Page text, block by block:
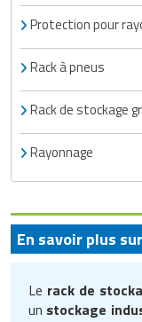
Protection pour
Rack à pneus
Rack de stockage
Rayonnage
En savoir plus
Le rack de
un stockage